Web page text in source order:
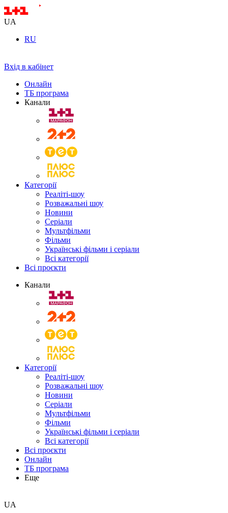
UA
RU
Вхід в кабінет
Онлайн
ТБ програма
Канали
Категорії
Реаліті-шоу
Розважальні шоу
Новини
Серіали
Мультфільми
Фільми
Українські фільми і серіали
Всі категорії
Всі проєкти
Канали
Категорії
Реаліті-шоу
Розважальні шоу
Новини
Серіали
Мультфільми
Фільми
Українські фільми і серіали
Всі категорії
Всі проєкти
Онлайн
ТБ програма
Еще
UA